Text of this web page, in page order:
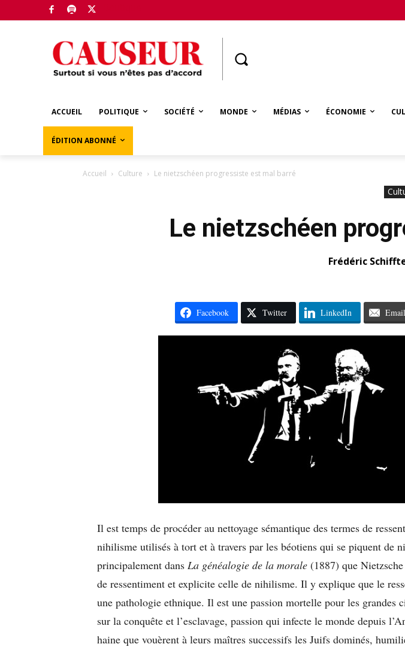
ACCUEIL POLITIQUE SOCIÉTÉ MONDE MÉDIAS ÉCONOMIE
ÉDITION ABONNÉ
Accueil Culture Le nietzschéen progressiste est mal barré
Le nietzschéen
Frédéric
Facebook Twitter LinkedIn Email
Il est temps de procéder au nettoyage sémantique des termes de
nihilisme utilisés à tort et à travers par les béotiens qui se piquent de
principalement dans La généalogie de la morale (1887) que
de ressentiment et explicite celle de nihilisme. Il y explique que le
une pathologie ethnique. Il est une passion mortelle pour les grandes
sur la conquête et l’esclavage, passion qui infecte le monde depuis
haine que vouèrent à leurs maîtres successifs les Juifs dominés,